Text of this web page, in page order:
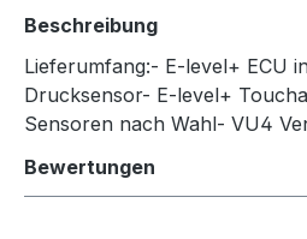
Beschreibung
Lieferumfang:- E-level+ ECU
Drucksensor- E-level+
Sensoren nach Wahl- VU4
Bewertungen